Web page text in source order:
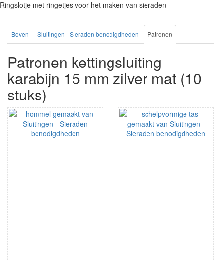
Ringslotje met ringetjes voor het maken van sieraden
Boven Sluitingen - Sieraden benodigdheden Patronen
Patronen kettingsluiting
karabijn 15 mm zilver mat (10
stuks)